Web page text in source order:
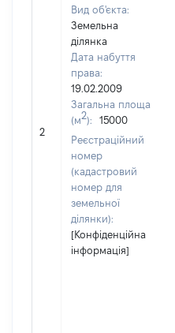
2
Вид об'єкта:
Земельна
ділянка
Дата набуття
права:
19.02.2009
Загальна площа
(м2):
15000
Реєстраційний
номер
(кадастровий
номер для
земельної
ділянки):
[Конфіденційна
інформація]